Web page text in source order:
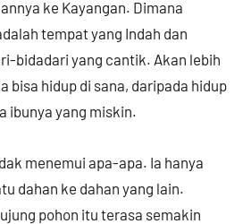
ke Kayangan. Dimana
tempat yang Indah dan
bidadari yang cantik. Akan lebih
bisa hidup di sana, daripada hidup
ibunya yang miskin.
menemui apa-apa. Ia hanya
dahan ke dahan yang lain.
pohon itu terasa semakin